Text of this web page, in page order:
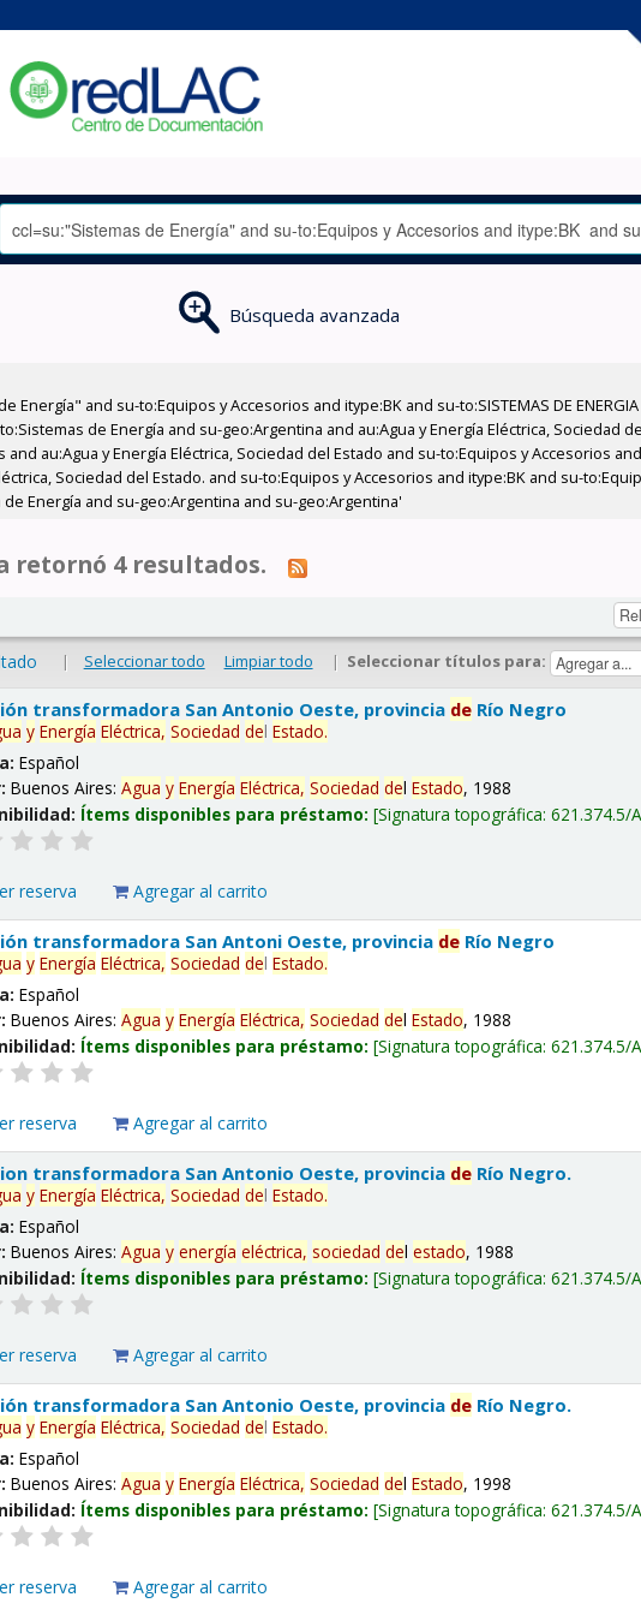
Búsqueda avanzada
and su-to:Equipos y Accesorios and itype:BK and su-to:SISTEMAS DE
de Energía and su-geo:Argentina and au:Agua y Energía Eléctrica, Sociedad
au:Agua y Energía Eléctrica, Sociedad del Estado and su-to:Equipos y Accesorios
Sociedad del Estado. and su-to:Equipos y Accesorios and itype:BK and su-
Energía and su-geo:Argentina and su-geo:Argentina'
retornó 4 resultados.
| Seleccionar todo Limpiar todo | Seleccionar títulos para:
transformadora San Antonio Oeste, provincia de Río Negro
y Energía Eléctrica, Sociedad delEstado.
Español
Buenos Aires:Agua y Energía Eléctrica, Sociedad delEstado, 1988
Ítems disponibles para préstamo: Signatura topográfica:621.374.5/
reserva Agregar al carrito
transformadora San Antoni Oeste, provincia de Río Negro
y Energía Eléctrica, Sociedad delEstado.
Español
Buenos Aires:Agua y Energía Eléctrica, Sociedad delEstado, 1988
Ítems disponibles para préstamo: Signatura topográfica:621.374.5/
reserva Agregar al carrito
transformadora San Antonio Oeste, provincia de Río Negro.
y Energía Eléctrica, Sociedad delEstado.
Español
Buenos Aires:Agua y energía eléctrica, sociedad delestado, 1988
Ítems disponibles para préstamo: Signatura topográfica:621.374.5/
reserva Agregar al carrito
transformadora San Antonio Oeste, provincia de Río Negro.
y Energía Eléctrica, Sociedad delEstado.
Español
Buenos Aires:Agua y Energía Eléctrica, Sociedad delEstado, 1998
Ítems disponibles para préstamo: Signatura topográfica:621.374.5/
reserva Agregar al carrito